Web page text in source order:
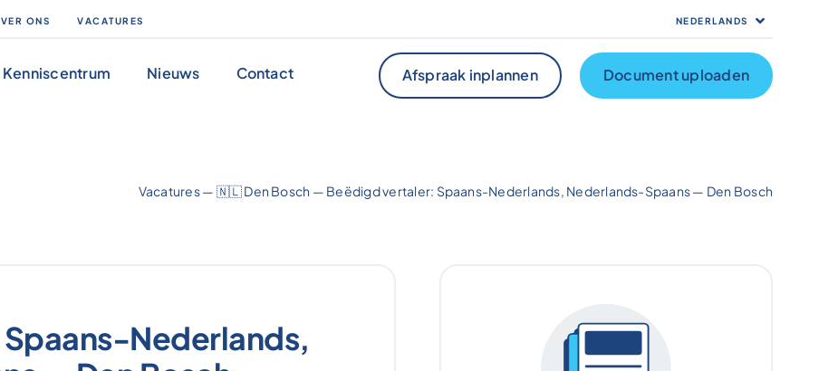
ONS VACATURES NEDERLANDS
Kenniscentrum Nieuws Contact Afspraak inplannen Document uploaden
Vacatures— 🇳🇱 Den Bosch — Beëdigd vertaler: Spaans-Nederlands, Nederlands-Spaans — Den Bosch
Nederlands,